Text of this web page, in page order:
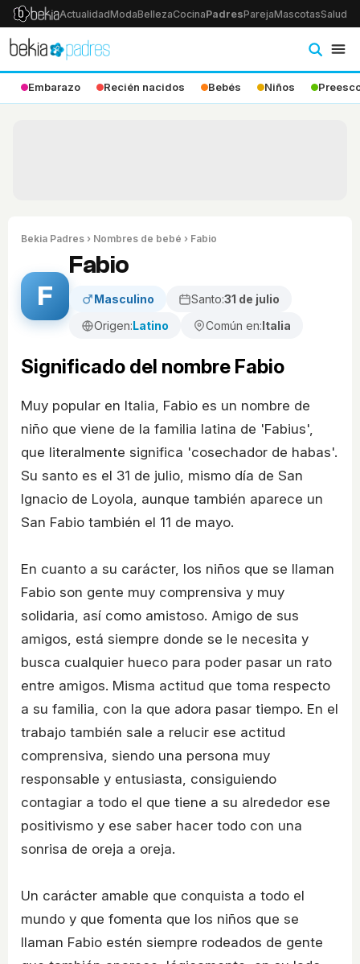
ActualidadModaBellezaCocinaPadresParejaMascotasSalud
Embarazo Recién nacidos Bebés Niños
Bekia Padres › Nombres de bebé › Fabio
F
Fabio
Masculino Santo:31 de julio
Origen:Latino Común en:Italia
Significado del nombre Fabio
Muy popular en Italia, Fabio es un nombre de
niño que viene de la familia latina de 'Fabius',
que literalmente significa 'cosechador de habas'.
Su santo es el 31 de julio, mismo día de San
Ignacio de Loyola, aunque también aparece un
San Fabio también el 11 de mayo.
En cuanto a su carácter, los niños que se llaman
Fabio son gente muy comprensiva y muy
solidaria, así como amistoso. Amigo de sus
amigos, está siempre donde se le necesita y
busca cualquier hueco para poder pasar un rato
entre amigos. Misma actitud que toma respecto
a su familia, con la que adora pasar tiempo. En el
trabajo también sale a relucir ese actitud
comprensiva, siendo una persona muy
responsable y entusiasta, consiguiendo
contagiar a todo el que tiene a su alrededor ese
positivismo y ese saber hacer todo con una
sonrisa de oreja a oreja.
Un carácter amable que conquista a todo el
mundo y que fomenta que los niños que se
llaman Fabio estén siempre rodeados de gente